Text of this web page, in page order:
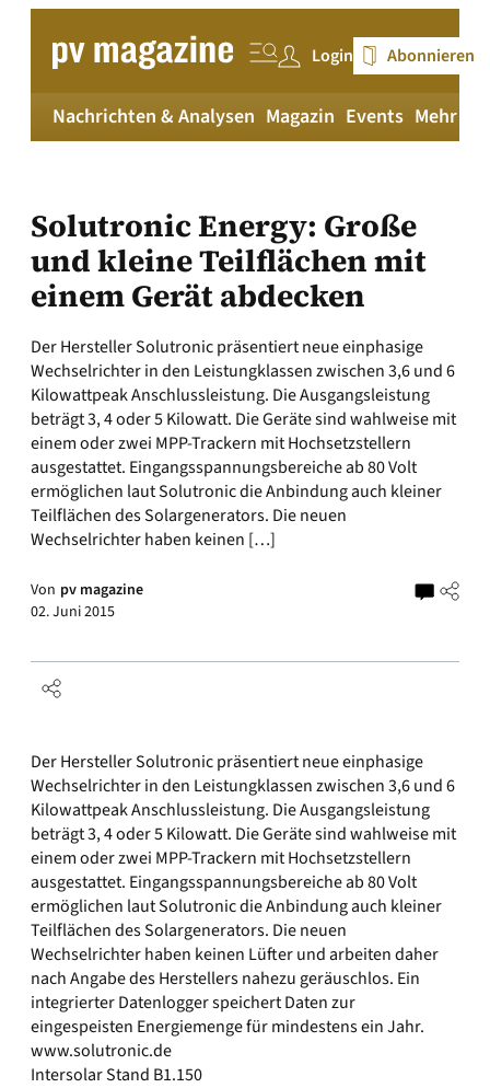
springen
Login Abonnieren
Nachrichten & Analysen Magazin Events Mehr
Solutronic Energy: Große
und kleine Teilflächen mit
einem Gerät abdecken
Der Hersteller Solutronic präsentiert neue einphasige
Wechselrichter in den Leistungklassen zwischen 3,6 und 6
Kilowattpeak Anschlussleistung. Die Ausgangsleistung
beträgt 3, 4 oder 5 Kilowatt. Die Geräte sind wahlweise mit
einem oder zwei MPP-Trackern mit Hochsetzstellern
ausgestattet. Eingangsspannungsbereiche ab 80 Volt
ermöglichen laut Solutronic die Anbindung auch kleiner
Teilflächen des Solargenerators. Die neuen
Wechselrichter haben keinen […]
Von pv magazine
02. Juni 2015
Der Hersteller Solutronic präsentiert neue einphasige
Wechselrichter in den Leistungklassen zwischen 3,6 und 6
Kilowattpeak Anschlussleistung. Die Ausgangsleistung
beträgt 3, 4 oder 5 Kilowatt. Die Geräte sind wahlweise mit
einem oder zwei MPP-Trackern mit Hochsetzstellern
ausgestattet. Eingangsspannungsbereiche ab 80 Volt
ermöglichen laut Solutronic die Anbindung auch kleiner
Teilflächen des Solargenerators. Die neuen
Wechselrichter haben keinen Lüfter und arbeiten daher
nach Angabe des Herstellers nahezu geräuschlos. Ein
integrierter Datenlogger speichert Daten zur
eingespeisten Energiemenge für mindestens ein Jahr.
www.solutronic.de
Intersolar Stand B1.150